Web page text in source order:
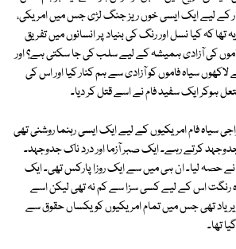
کے لیے ایک ایسی خوں ریز جنگ لڑی جس میں امریکی،
تھا کہ کیا نسل اور رنگ کی بنیاد پر انسانوں میں تفریق
کی آزادی ہمیشہ کے لیے سلب کی جا سکتی ہے؟ اور
سیاہ فاموں کو آزادی سے ہم کنار کیا اور اس کی
ایک سفید فام نے اسے قتل کر دیا۔
سیاہ فام امریکیوں کے لیے ایک ایسی رہنما روشنی تھی
کرتے رہے۔ ایک صبر آزما اور درد ناک جدوجہد۔
حصہ لیا۔ ان ہی میں سے ایک روزا پارکس تھی۔ ایک
رنگت اس کے لیے کسی سزا سے کم نہ تھی لیکن اسے
یاد تھی جس میں تمام امریکیوں کو یکساں حقوق سے
تھا۔